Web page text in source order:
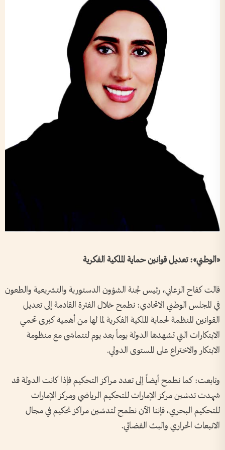
«الوطني»: تعديل قوانين حماية الملكية الفكرية
قالت كفاح الزعابي، رئيس لجنة الشؤون الدستورية والتشريعية والطعون
في المجلس الوطني الاتحادي: نطمح خلال الفترة القادمة إلى تعديل
القوانين المنظمة لحماية الملكية الفكرية لما لها من أهمية كبرى تحمي
الابتكارات التي تشهدها الدولة يوماً بعد يوم لتتماشى مع منظومة
الابتكار والاختراع على المستوى الدولي.
وتابعت: كما نطمح أيضاً إلى تعدد مراكز التحكيم فإذا كانت الدولة قد
شهدت تدشين مركز الإمارات للتحكيم الرياضي ومركز الإمارات
للتحكيم البحري، فإننا الآن نطمح لتدشين مراكز تحكيم في مجال
الانبعاث الحراري والبث الفضائي.